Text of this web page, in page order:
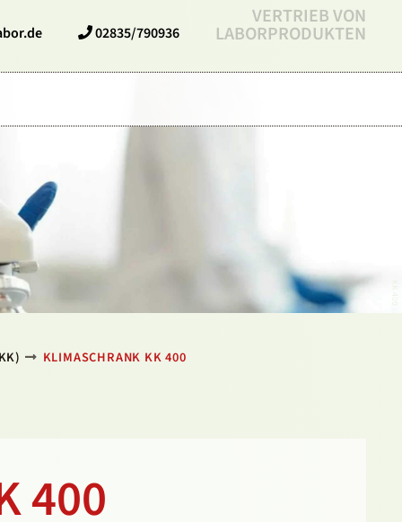
VERTRIEB VON
LABORPRODUKTEN
02835/790936
KK 400
KLIMASCHRANK KK 400
400